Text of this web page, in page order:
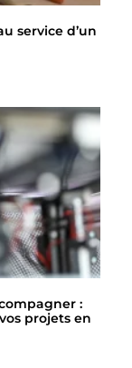
service d’un
:
projets en